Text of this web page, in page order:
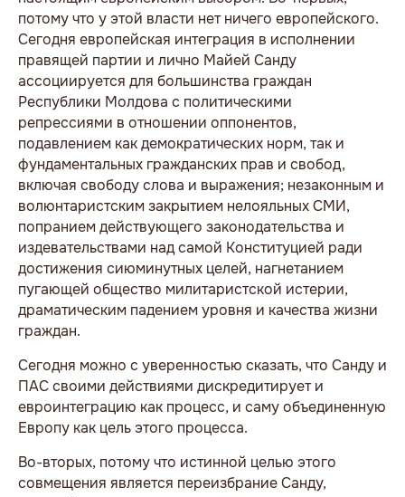
потому что у этой власти нет ничего европейского.
Сегодня европейская интеграция в исполнении
правящей партии и лично Майей Санду
ассоциируется для большинства граждан
Республики Молдова с политическими
репрессиями в отношении оппонентов,
подавлением как демократических норм, так и
фундаментальных гражданских прав и свобод,
включая свободу слова и выражения; незаконным и
волюнтаристским закрытием нелояльных СМИ,
попранием действующего законодательства и
издевательствами над самой Конституцией ради
достижения сиюминутных целей, нагнетанием
пугающей общество милитаристской истерии,
драматическим падением уровня и качества жизни
граждан.
Сегодня можно с уверенностью сказать, что Санду и
ПАС своими действиями дискредитирует и
евроинтеграцию как процесс, и саму объединенную
Европу как цель этого процесса.
Во-вторых, потому что истинной целью этого
совмещения является переизбрание Санду,